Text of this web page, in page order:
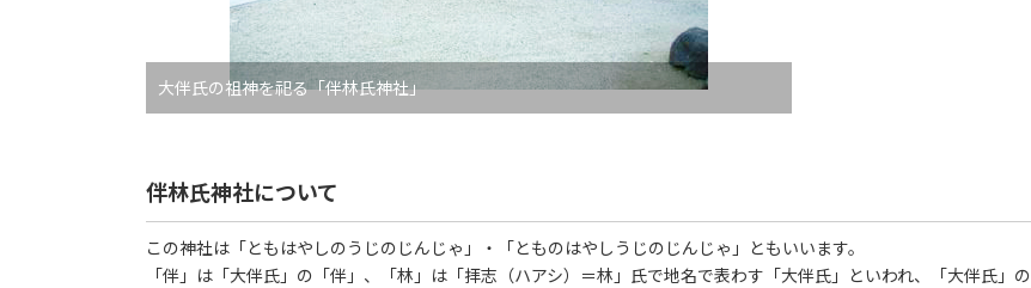
大伴氏の祖神を祀る「伴林氏神社」
伴林氏神社について
この神社は「ともはやしのうじのじんじゃ」・「とものはやしうじのじんじゃ」ともいいます。
「伴」は「大伴氏」の「伴」、「林」は「拝志（ハアシ）＝林」氏で地名で表わす「大伴氏」といわれ、「大伴氏」の